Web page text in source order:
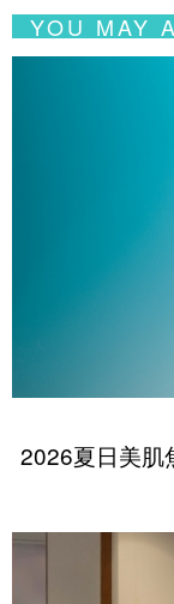
YOU MAY
2026夏日美肌